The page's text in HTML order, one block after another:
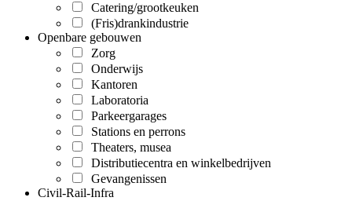
Catering/grootkeuken
(Fris)drankindustrie
Openbare gebouwen
Zorg
Onderwijs
Kantoren
Laboratoria
Parkeergarages
Stations en perrons
Theaters, musea
Distributiecentra en winkelbedrijven
Gevangenissen
Civil-Rail-Infra